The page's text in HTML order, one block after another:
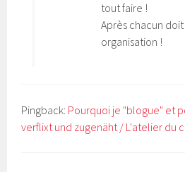
tout faire !
Après chacun
organisation !
Pingback: Pourquoi je "blogue" et
verflixt und zugenäht / L'atelier du